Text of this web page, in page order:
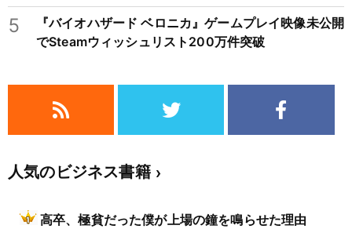
5
『バイオハザード ベロニカ』ゲームプレイ映像未公開
でSteamウィッシュリスト200万件突破
人気のビジネス書籍
高卒、極貧だった僕が上場の鐘を鳴らせた理由